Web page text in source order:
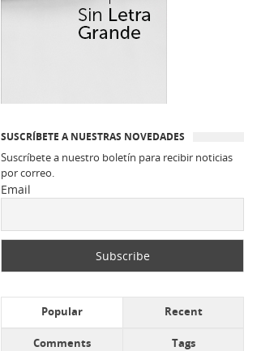
SUSCRÍBETE A NUESTRAS NOVEDADES
Suscríbete a nuestro boletín para recibir noticias
por correo.
Email
Popular Recent
Comments Tags